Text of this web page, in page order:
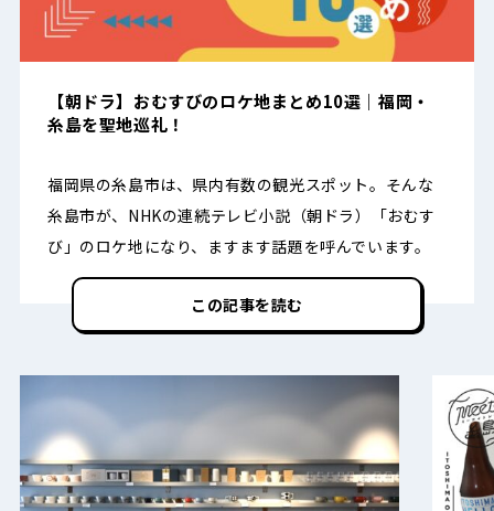
【朝ドラ】おむすびのロケ地まとめ10選｜福岡・
糸島を聖地巡礼！
福岡県の糸島市は、県内有数の観光スポット。そんな
糸島市が、NHKの連続テレビ小説（朝ドラ）「おむす
び」のロケ地になり、ますます話題を呼んでいます。
この記事を読む